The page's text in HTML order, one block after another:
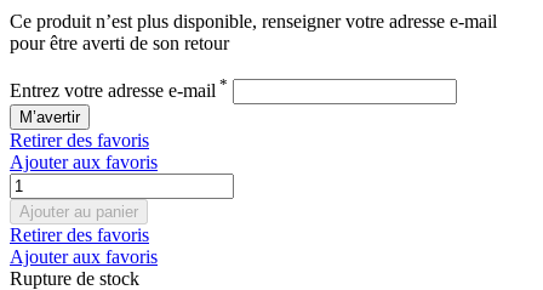
Ce produit n’est plus disponible, renseigner votre adresse e-mail
pour être averti de son retour
Entrez votre adresse e-mail *
M’avertir
Retirer des favoris
Ajouter aux favoris
Ajouter au panier
Retirer des favoris
Ajouter aux favoris
Rupture de stock